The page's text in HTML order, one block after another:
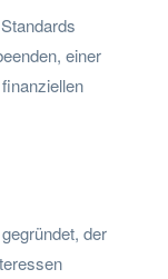
einer
der